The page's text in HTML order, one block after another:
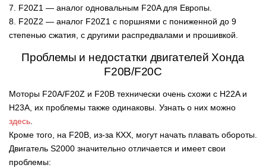
7. F20Z1 — аналог одновальным F20A для Европы.
8. F20Z2 — аналог F20Z1 с поршнями с пониженной до 9
степенью сжатия, с другими распредвалами и прошивкой.
Проблемы и недостатки двигателей Хонда
F20B/F20C
Моторы F20A/F20Z и F20B технически очень схожи с H22A и
H23A, их проблемы также одинаковы. Узнать о них можно
здесь.
Кроме того, на F20B, из-за КХХ, могут начать плавать обороты.
Двигатель S2000 значительно отличается и имеет свои
проблемы: